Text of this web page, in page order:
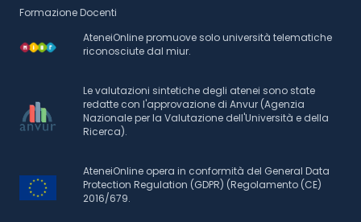
Formazione Docenti
AteneiOnline promuove solo università telematiche
riconosciute dal miur.
Le valutazioni sintetiche degli atenei sono state
redatte con l'approvazione di Anvur (Agenzia
Nazionale per la Valutazione dell'Università e della
Ricerca).
AteneiOnline opera in conformità del General Data
Protection Regulation (GDPR) (Regolamento (CE)
2016/679.